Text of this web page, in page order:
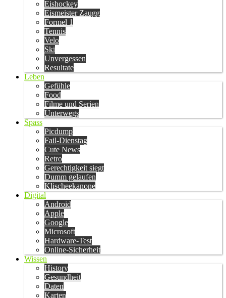
Eishockey
Eismeister Zaugg
Formel 1
Tennis
Velo
Ski
Unvergessen
Resultate
Leben
Gefühle
Food
Filme und Serien
Unterwegs
Spass
Picdump
Fail-Dienstag
Cute News
Retro
Gerechtigkeit siegt
Dumm gelaufen
Klischeekanone
Digital
Android
Apple
Google
Microsoft
Hardware-Test
Online-Sicherheit
Wissen
History
Gesundheit
Daten
Karten